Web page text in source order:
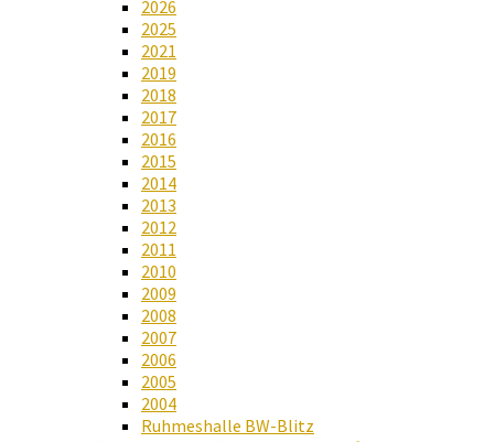
2026
2025
2021
2019
2018
2017
2016
2015
2014
2013
2012
2011
2010
2009
2008
2007
2006
2005
2004
Ruhmeshalle BW-Blitz